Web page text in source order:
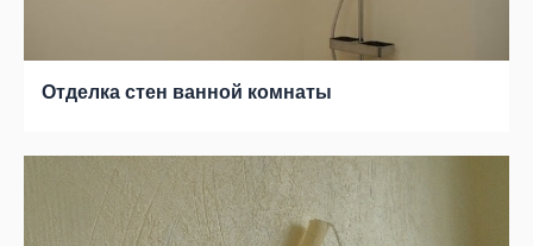
Отделка стен ванной комнаты